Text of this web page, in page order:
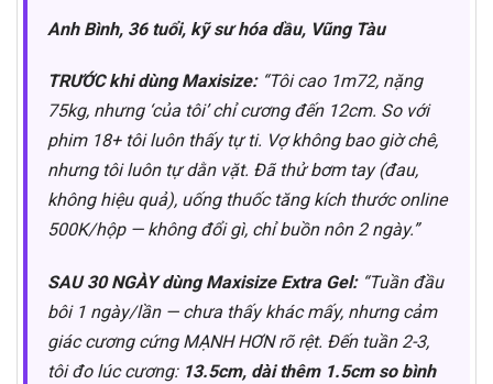
Anh Bình, 36 tuổi, kỹ sư hóa dầu, Vũng Tàu
TRƯỚC khi dùng Maxisize:“Tôi cao 1m72, nặng
75kg, nhưng ‘của tôi’ chỉ cương đến 12cm. So với
phim 18+ tôi luôn thấy tự ti. Vợ không bao giờ chê,
nhưng tôi luôn tự dằn vặt. Đã thử bơm tay (đau,
không hiệu quả), uống thuốc tăng kích thước online
500K/hộp — không đổi gì, chỉ buồn nôn 2 ngày.”
SAU 30 NGÀY dùng Maxisize Extra Gel:“Tuần đầu
bôi 1 ngày/lần — chưa thấy khác mấy, nhưng cảm
giác cương cứng MẠNH HƠN rõ rệt. Đến tuần 2-3,
tôi đo lúc cương: 13.5cm, dài thêm 1.5cm so bình